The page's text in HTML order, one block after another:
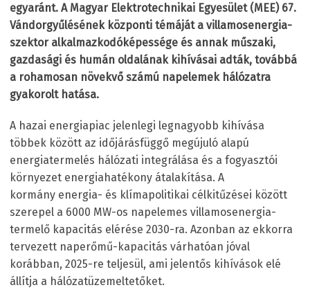
egyaránt. A Magyar Elektrotechnikai Egyesület (MEE) 67.
Vándorgyűlésének központi témáját a villamosenergia-
szektor alkalmazkodóképessége és annak műszaki,
gazdasági és humán oldalának kihívásai adták, továbbá
a rohamosan növekvő számú napelemek hálózatra
gyakorolt hatása.
A hazai energiapiac jelenlegi legnagyobb kihívása
többek között az időjárásfüggő megújuló alapú
energiatermelés hálózati integrálása és a fogyasztói
környezet energiahatékony átalakítása. A
kormány energia- és klímapolitikai célkitűzései között
szerepel a 6000 MW-os napelemes villamosenergia-
termelő kapacitás elérése 2030-ra. Azonban az ekkorra
tervezett naperőmű-kapacitás várhatóan jóval
korábban, 2025-re teljesül, ami jelentős kihívások elé
állítja a hálózatüzemeltetőket.